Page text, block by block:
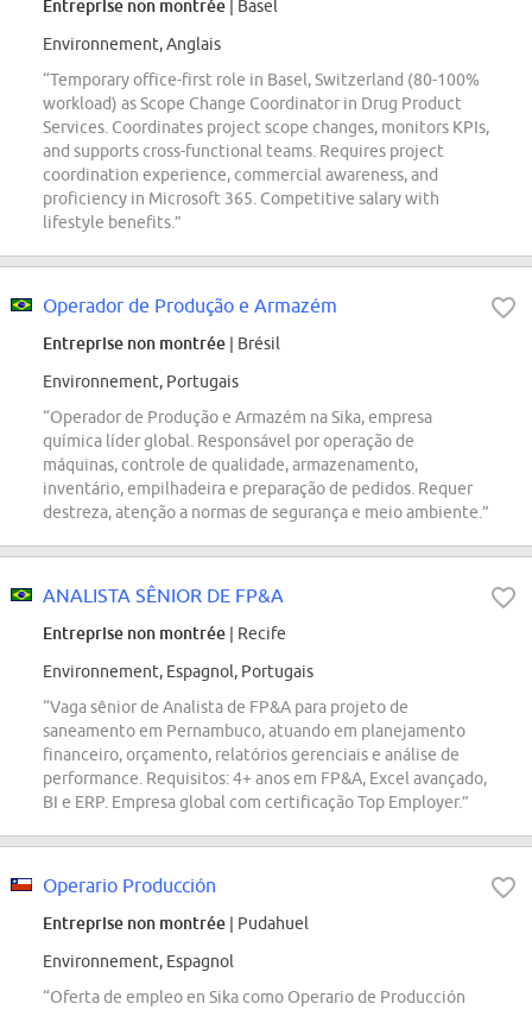
Entreprise non montrée | Basel
Environnement, Anglais
“Temporary office-first role in Basel, Switzerland (80-100%
workload) as Scope Change Coordinator in Drug Product
Services. Coordinates project scope changes, monitors KPIs,
and supports cross-functional teams. Requires project
coordination experience, commercial awareness, and
proficiency in Microsoft 365. Competitive salary with
lifestyle benefits.”
Operador de Produção e Armazém
Entreprise non montrée | Brésil
Environnement, Portugais
“Operador de Produção e Armazém na Sika, empresa
química líder global. Responsável por operação de
máquinas, controle de qualidade, armazenamento,
inventário, empilhadeira e preparação de pedidos. Requer
destreza, atenção a normas de segurança e meio ambiente.”
ANALISTA SÊNIOR DE FP&A
Entreprise non montrée | Recife
Environnement, Espagnol, Portugais
“Vaga sênior de Analista de FP&A para projeto de
saneamento em Pernambuco, atuando em planejamento
financeiro, orçamento, relatórios gerenciais e análise de
performance. Requisitos: 4+ anos em FP&A, Excel avançado,
BI e ERP. Empresa global com certificação Top Employer.”
Operario Producción
Entreprise non montrée | Pudahuel
Environnement, Espagnol
“Oferta de empleo en Sika como Operario de Producción